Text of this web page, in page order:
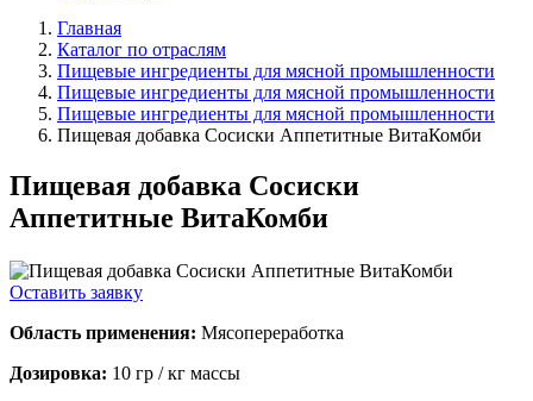
Главная
Каталог по отраслям
Пищевые ингредиенты для мясной промышленности
Пищевые ингредиенты для мясной промышленности
Пищевые ингредиенты для мясной промышленности
Пищевая добавка Сосиски Аппетитные ВитаКомби
Пищевая добавка Сосиски
Аппетитные ВитаКомби
Оставить заявку
Область применения: Мясопереработка
Дозировка: 10 гр / кг массы